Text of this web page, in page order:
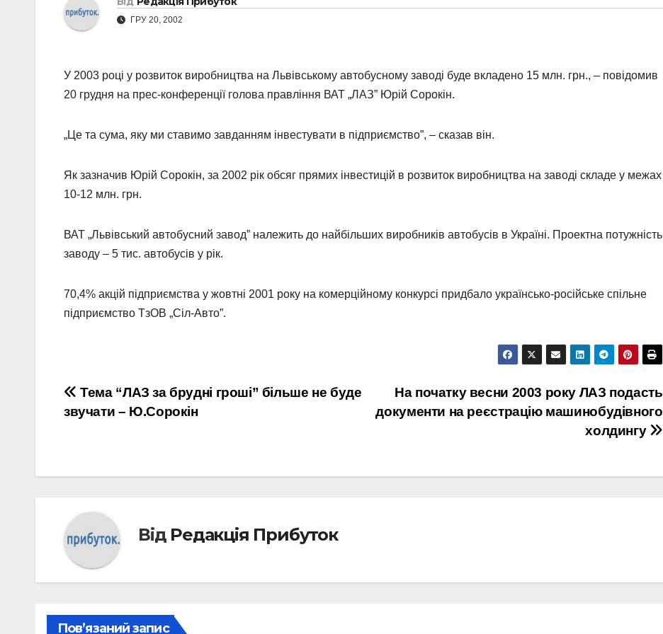
ГРУ 20, 2002
У 2003 році у розвиток виробництва на Львівському автобусному заводі буде вкладено 15 млн. грн., – повідомив
20 грудня на прес-конференції голова правління ВАТ „ЛАЗ” Юрій Сорокін.
„Це та сума, яку ми ставимо завданням інвестувати в підприємство”, – сказав він.
Як зазначив Юрій Сорокін, за 2002 рік обсяг прямих інвестицій в розвиток виробництва на заводі складе у межах
10-12 млн. грн.
ВАТ „Львівський автобусний завод” належить до найбільших виробників автобусів в Україні. Проектна потужність
заводу – 5 тис. автобусів у рік.
70,4% акцій підприємства у жовтні 2001 року на комерційному конкурсі придбало українсько-російське спільне
підприємство ТзОВ „Сіл-Авто”.
Навігація
записів
На початку весни 2003 року ЛАЗ подасть
документи на реєстрацію машинобудівного
холдингу
Тема “ЛАЗ за брудні гроші” більше не буде
звучати – Ю.Сорокін
Від Редакція Прибуток
Пов’язаний запис